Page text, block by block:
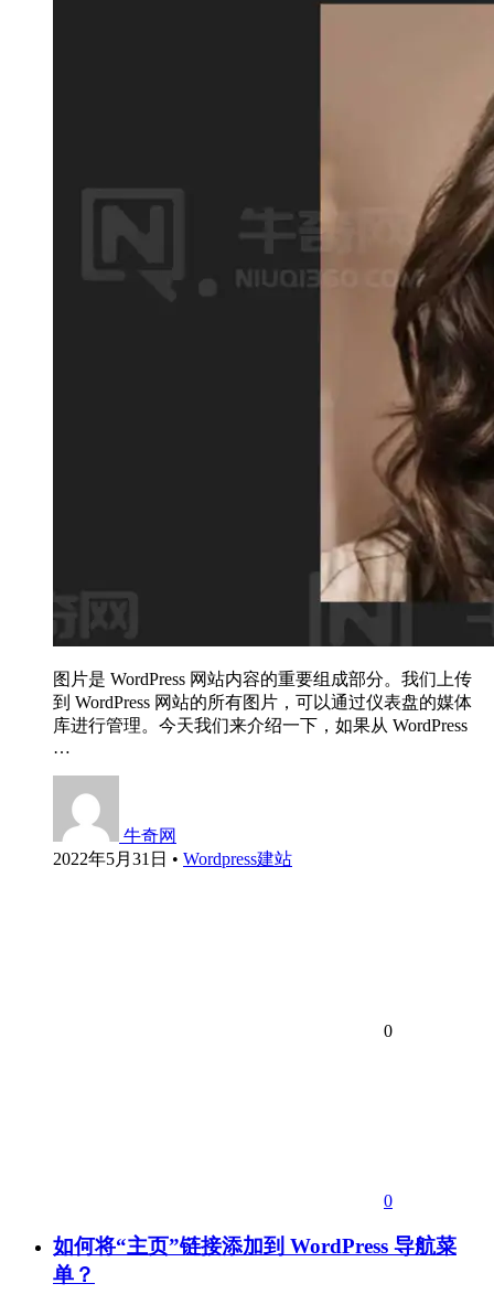
图片是 WordPress 网站内容的重要组成部分。我们上传
到 WordPress 网站的所有图片，可以通过仪表盘的媒体
库进行管理。今天我们来介绍一下，如果从 WordPress
…
牛奇网
2022年5月31日 • Wordpress建站
0
0
如何将“主页”链接添加到 WordPress 导航菜
单？